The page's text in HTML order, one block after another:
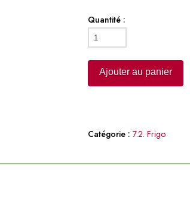
Quantité :
quantité
de
Frigo
colonne
Ajouter au panier
Catégorie : 7.2. Frigo